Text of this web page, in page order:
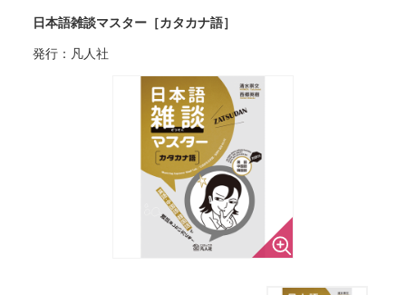
日本語雑談マスター［カタカナ語］
発行：凡人社